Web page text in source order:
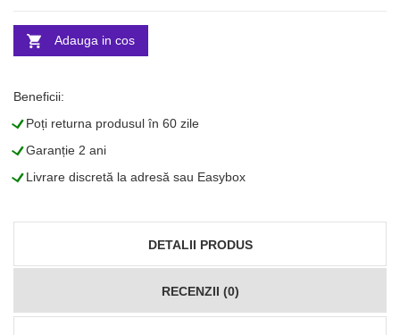
Adauga in cos
Beneficii:
LPoți returna produsul în 60 zile
LGaranție 2 ani
LLivrare discretă la adresă sau Easybox
DETALII PRODUS
RECENZII (0)